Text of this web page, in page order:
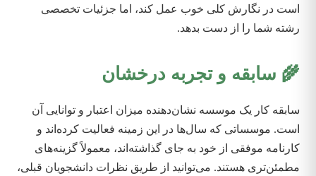
است در نگارش کلی خوب عمل کند، اما جزئیات تخصصی
رشته شما را از دست بدهد.
🌾 سابقه و تجربه درخشان
سابقه کار یک موسسه نشان‌دهنده میزان اعتبار و توانایی آن
است. موسساتی که سال‌ها در این زمینه فعالیت کرده‌اند و
کارنامه موفقی از خود به جای گذاشته‌اند، معمولاً گزینه‌های
مطمئن‌تری هستند. می‌توانید از طریق نظرات دانشجویان قبلی،